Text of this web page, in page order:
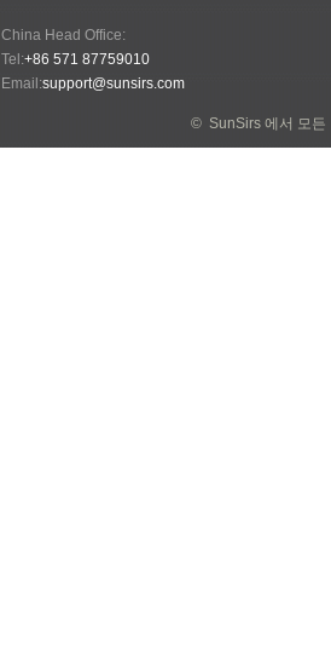
China Head Office:
Tel:+86 571 87759010
Email:support@sunsirs.com
© SunSirs 에서 모